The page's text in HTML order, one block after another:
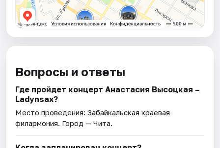
Вопросы и ответы
Где пройдет концерт Анастасия Высоцкая –
Ladynsax?
Место проведения:Забайкальская краевая
филармония. Город — Чита.